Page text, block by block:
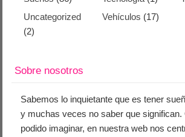
Uncategorized
(2)
Vehículos (17)
Sobre nosotros
Sabemos lo inquietante que es tener
y muchas veces no saber que significan.
podido imaginar, en nuestra web nos